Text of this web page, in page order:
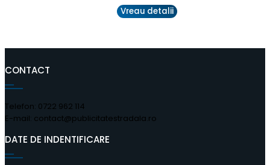
CONTACT
Telefon: 0722 962 114
E-mail: contact@publicitatestradala.ro
DATE DE INDENTIFICARE